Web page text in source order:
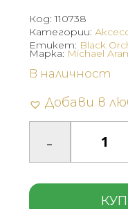
Код:110738
Категории:
Етикет: Black
В наличност
Добави в
Марка: Michael